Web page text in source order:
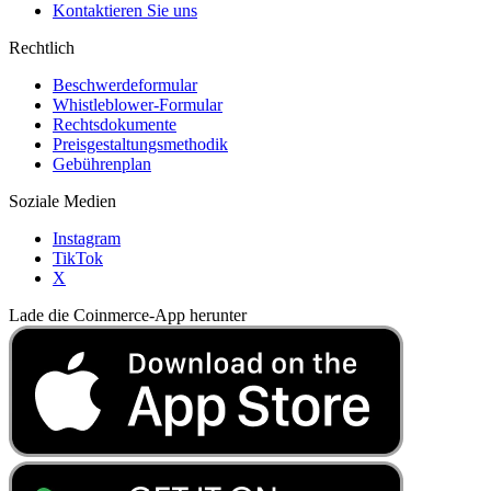
Kontaktieren Sie uns
Rechtlich
Beschwerdeformular
Whistleblower-Formular
Rechtsdokumente
Preisgestaltungsmethodik
Gebührenplan
Soziale Medien
Instagram
TikTok
X
Lade die Coinmerce-App herunter